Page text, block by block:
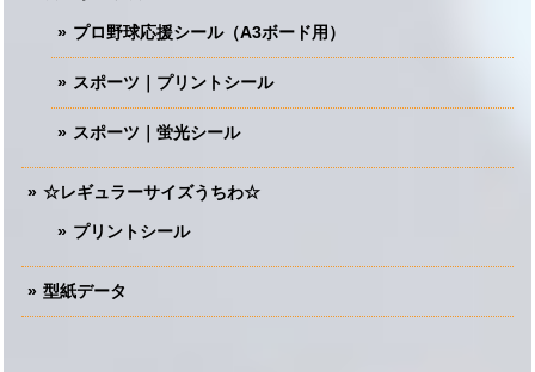
プロ野球応援シール（A3ボード用）
スポーツ｜プリントシール
スポーツ｜蛍光シール
☆レギュラーサイズうちわ☆
プリントシール
型紙データ